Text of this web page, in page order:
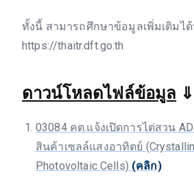
ทั้งนี้ สามารถศึกษาข้อมูลเพิ่มเติมได้
https://thaitr.dft.go.th
ดาวน์โหลดไฟล์ข้อมูล ⇓
03084 คต.แจ้งเปิดการไต่สวน
สินค้าเซลล์แสงอาทิตย์
Photovoltaic Cells) (คลิก)